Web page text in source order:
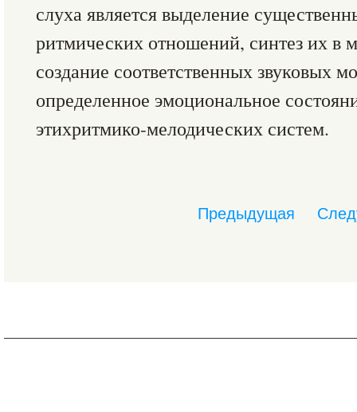
слуха является выделение
ритмических отношений, синтез их в
создание соответственных звуковых
определенное эмоциональное
этихритмико-мелодических систем.
Предыдущая